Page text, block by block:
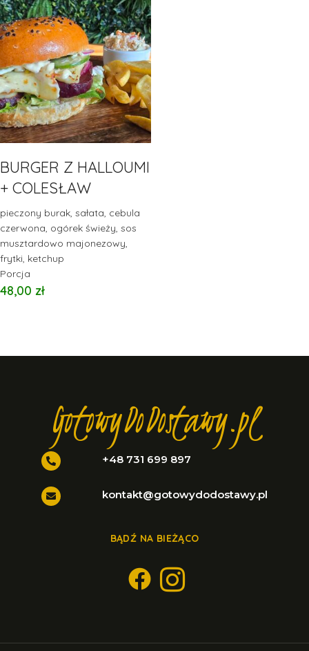
BURGER Z HALLOUMI
+ COLESŁAW
pieczony burak, sałata, cebula
czerwona, ogórek świeży, sos
musztardowo majonezowy,
frytki, ketchup
Porcja
48,00 zł
GotowyDoDostawy.pl
+48 731 699 897
kontakt@gotowydodostawy.pl
BĄDŹ NA BIEŻĄCO